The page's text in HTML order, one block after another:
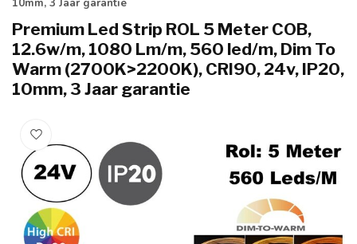
10mm, 3 Jaar garantie
Premium Led Strip ROL 5 Meter COB,
12.6w/m, 1080 Lm/m, 560 led/m, Dim To
Warm (2700K>2200K), CRI90, 24v, IP20,
10mm, 3 Jaar garantie